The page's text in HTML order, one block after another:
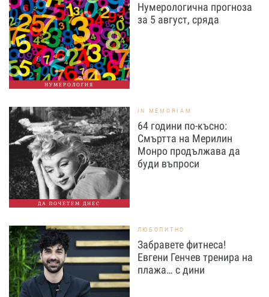
НУМЕРОЛОГИЯ
Нумерологична прогноза
за 5 август, сряда
ДА ПОЧЕТЕМ ДНЕС
IN MEMORIAM
64 години по-късно:
Смъртта на Мерилин
Монро продължава да
буди въпроси
ЛЮБОПИТНО
Забравете фитнеса!
Евгени Генчев тренира на
плажа… с дини